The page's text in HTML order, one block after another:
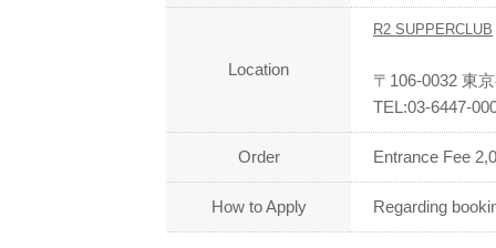
Location
R2 SUPPERCLUB
〒106-0032 東
TEL:03-6447-
Order Entrance Fee
How to Apply Regarding